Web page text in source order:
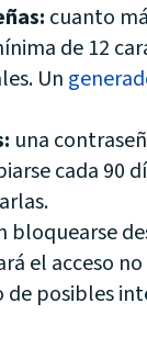
cuanto
de 12
Un
una
cada 90
bloquearse
el acceso
posibles